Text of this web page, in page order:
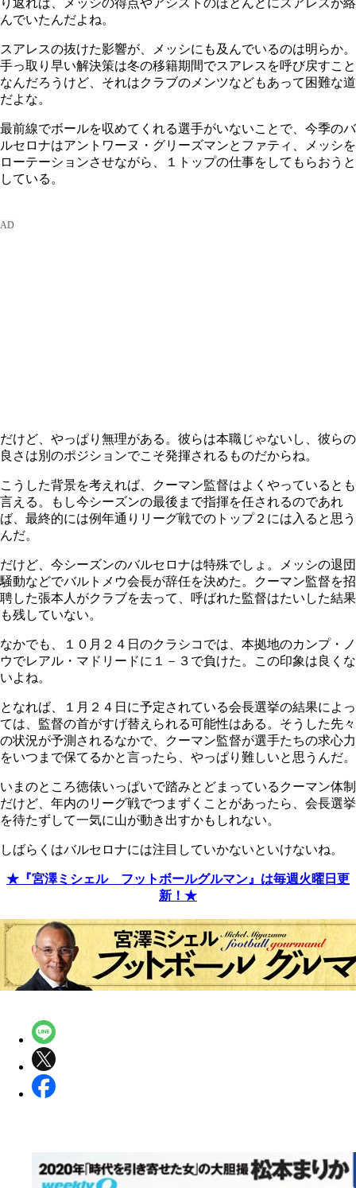
んでいたんだよね。
スアレスの抜けた影響が、メッシにも及んでいるのは明らか。
手っ取り早い解決策は冬の移籍期間でスアレスを呼び戻すこと
なんだろうけど、それはクラブのメンツなどもあって困難な道
だよな。
最前線でボールを収めてくれる選手がいないことで、今季のバ
ルセロナはアントワーヌ・グリーズマンとファティ、メッシを
ローテーションさせながら、１トップの仕事をしてもらおうと
している。
だけど、やっぱり無理がある。彼らは本職じゃないし、彼らの
良さは別のポジションでこそ発揮されるものだからね。
こうした背景を考えれば、クーマン監督はよくやっているとも
言える。もし今シーズンの最後まで指揮を任されるのであれ
ば、最終的には例年通りリーグ戦でのトップ２には入ると思う
んだ。
だけど、今シーズンのバルセロナは特殊でしょ。メッシの退団
騒動などでバルトメウ会長が辞任を決めた。クーマン監督を招
聘した張本人がクラブを去って、呼ばれた監督はたいした結果
も残していない。
なかでも、１０月２４日のクラシコでは、本拠地のカンプ・ノ
ウでレアル・マドリードに１－３で負けた。この印象は良くな
いよね。
となれば、１月２４日に予定されている会長選挙の結果によっ
ては、監督の首がすげ替えられる可能性はある。そうした先々
の状況が予測されるなかで、クーマン監督が選手たちの求心力
をいつまで保てるかと言ったら、やっぱり難しいと思うんだ。
いまのところ徳俵いっぱいで踏みとどまっているクーマン体制
だけど、年内のリーグ戦でつまずくことがあったら、会長選挙
を待たずして一気に山が動き出すかもしれない。
しばらくはバルセロナには注目していかないといけないね。
★『宮澤ミシェル フットボールグルマン』は毎週火曜日更
新！★